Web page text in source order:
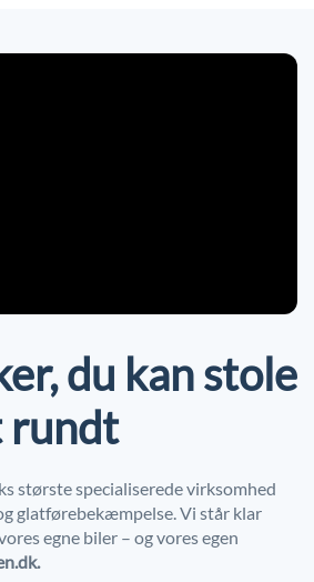
du kan stole
rundt
største specialiserede virksomhed
glatførebekæmpelse. Vi står klar
egne biler – og vores egen